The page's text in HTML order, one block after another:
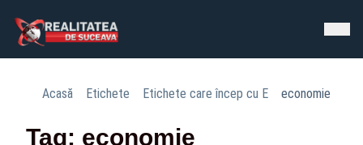
Acasă Etichete Etichete care încep cu E economie
Tag: economie